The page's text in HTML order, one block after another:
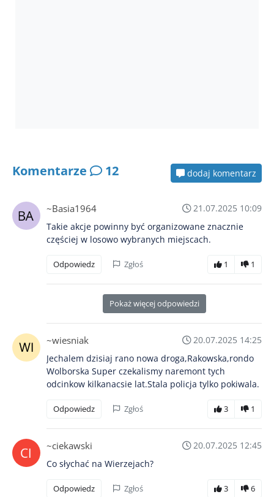
Komentarze 12 dodaj komentarz
~Basia1964
21.07.2025 10:09
Takie akcje powinny być organizowane znacznie
częściej w losowo wybranych miejscach.
Odpowiedz Zgłoś 1 1
Pokaż więcej odpowiedzi
~wiesniak
20.07.2025 14:25
Jechalem dzisiaj rano nowa droga,Rakowska,rondo
Wolborska Super czekalismy naremont tych
odcinkow kilkanacsie lat.Stala policja tylko pokiwala.
Odpowiedz Zgłoś 3 1
~ciekawski
20.07.2025 12:45
Co słychać na Wierzejach?
Odpowiedz Zgłoś 3 6